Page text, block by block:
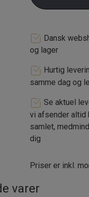
Dansk
og lager
Hurtig
samme dag og
Se aktuel
vi afsender altid
samlet,
dig
Priser er inkl.
varer